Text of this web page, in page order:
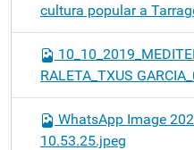
cultura popular a
RALETA_TXUS
WhatsApp Image
10.53.25.jpeg